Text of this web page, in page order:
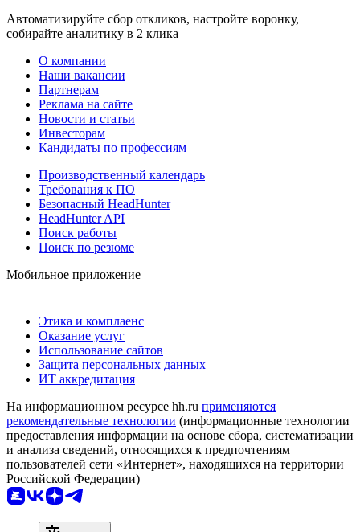
Автоматизируйте сбор откликов, настройте воронку,
собирайте аналитику в 2 клика
О компании
Наши вакансии
Партнерам
Реклама на сайте
Новости и статьи
Инвесторам
Кандидаты по профессиям
Производственный календарь
Требования к ПО
Безопасный HeadHunter
HeadHunter API
Поиск работы
Поиск по резюме
Мобильное приложение
Этика и комплаенс
Оказание услуг
Использование сайтов
Защита персональных данных
ИТ аккредитация
На информационном ресурсе hh.ru применяются
рекомендательные технологии (информационные технологии
предоставления информации на основе сбора, систематизации
и анализа сведений, относящихся к предпочтениям
пользователей сети «Интернет», находящихся на территории
Российской Федерации)